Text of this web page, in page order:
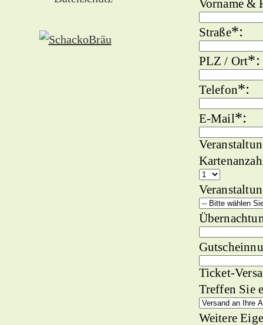
Vorname &
Straße*:
PLZ / Ort*:
Telefon*:
E-Mail*:
Ticket-
Treffen Sie
Weitere